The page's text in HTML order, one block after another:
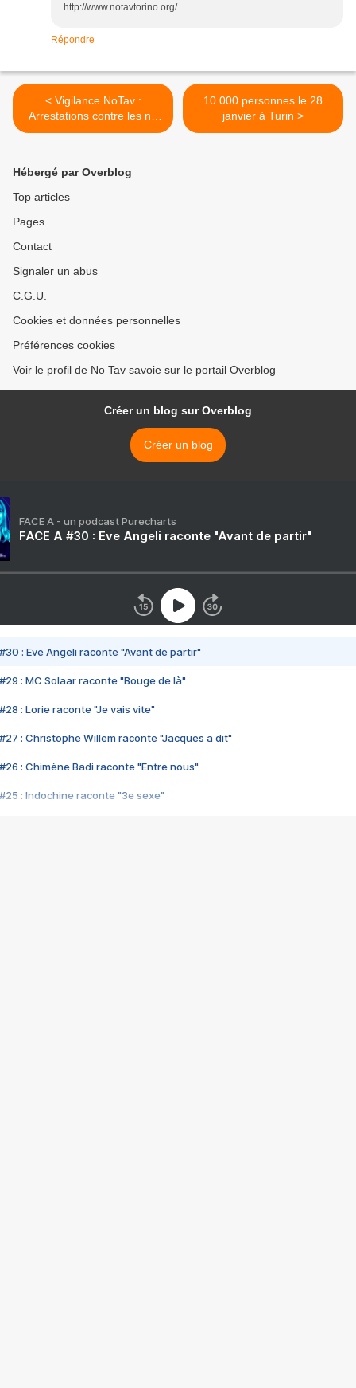
http://www.notavtorino.org/
Répondre
< Vigilance NoTav :
Arrestations contre les no
tav
10 000 personnes le 28
janvier à Turin >
Hébergé par Overblog
Top articles
Pages
Contact
Signaler un abus
C.G.U.
Cookies et données personnelles
Préférences cookies
Voir le profil de No Tav savoie sur le portail Overblog
Créer un blog sur Overblog
Créer un blog
FACE A - un podcast Purecharts
FACE A #30 : Eve Angeli raconte "Avant de partir"
#30 : Eve Angeli raconte "Avant de partir"
#29 : MC Solaar raconte "Bouge de là"
#28 : Lorie raconte "Je vais vite"
#27 : Christophe Willem raconte "Jacques a dit"
#26 : Chimène Badi raconte "Entre nous"
#25 : Indochine raconte "3e sexe"